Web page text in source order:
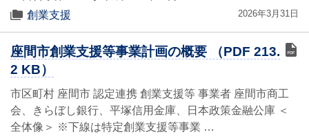
創業支援
2026年3月31日
座間市創業支援等事業計画の概要 （PDF 213.
2 KB）
市区町村 座間市 認定連携 創業支援等 事業者 座間市商工
会、きらぼし銀行、平塚信用金庫、日本政策金融公庫 ＜
全体像＞ ※下線は特定創業支援等事業 …